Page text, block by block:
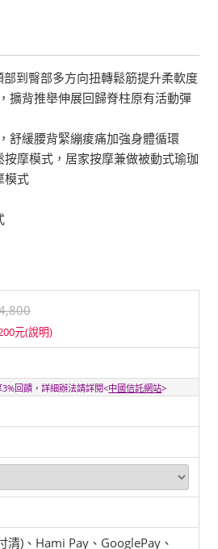
到臀部多方向扭轉鬆筋提升柔軟度
擴背推舉伸展回歸脊柱原有活動彈
舒緩腰背緊繃痠痛加強身體循環
摩模式，居家按摩兼做被動式瑜珈
模式
元(說明)
回饋，詳細辦法請詳閱<中國信託網站>
清)、Hami Pay、GooglePay、